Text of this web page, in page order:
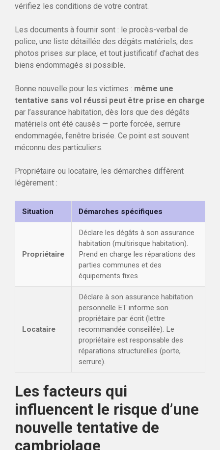
vérifiez les conditions de votre contrat.
Les documents à fournir sont : le procès-verbal de
police, une liste détaillée des dégâts matériels, des
photos prises sur place, et tout justificatif d’achat des
biens endommagés si possible.
Bonne nouvelle pour les victimes : même une
tentative sans vol réussi peut être prise en charge
par l’assurance habitation, dès lors que des dégâts
matériels ont été causés — porte forcée, serrure
endommagée, fenêtre brisée. Ce point est souvent
méconnu des particuliers.
Propriétaire ou locataire, les démarches diffèrent
légèrement :
Situation Démarches spécifiques
Propriétaire
Déclare les dégâts à son assurance
habitation (multirisque habitation).
Prend en charge les réparations des
parties communes et des
équipements fixes.
Locataire
Déclare à son assurance habitation
personnelle ET informe son
propriétaire par écrit (lettre
recommandée conseillée). Le
propriétaire est responsable des
réparations structurelles (porte,
serrure).
Les facteurs qui
influencent le risque d’une
nouvelle tentative de
cambriolage